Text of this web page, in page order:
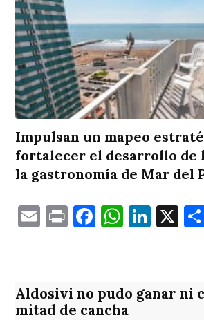
Impulsan un mapeo
fortalecer el desarrollo de
la gastronomía de Mar del
EmailPrintFacebook
X
Aldosivi no pudo ganar ni
mitad de cancha